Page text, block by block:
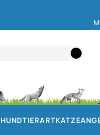
HUNDTIERARTKATZE